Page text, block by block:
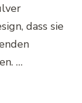
dass sie
…